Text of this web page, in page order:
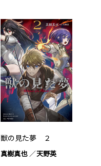
獣の見た夢 ２
真樹真也 天野英